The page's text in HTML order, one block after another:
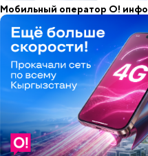
Мобильный оператор О!